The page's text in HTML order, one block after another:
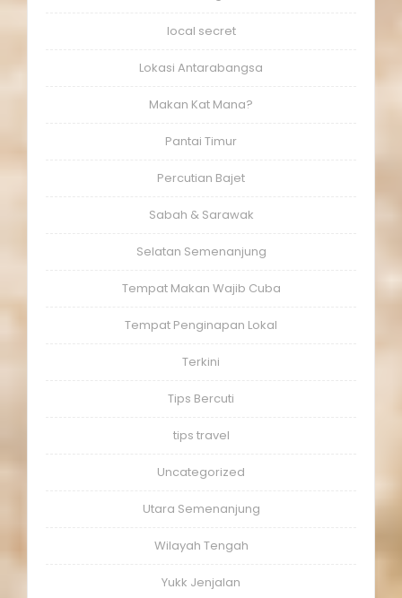
local secret
Lokasi Antarabangsa
Makan Kat Mana?
Pantai Timur
Percutian Bajet
Sabah & Sarawak
Selatan Semenanjung
Tempat Makan Wajib Cuba
Tempat Penginapan Lokal
Terkini
Tips Bercuti
tips travel
Uncategorized
Utara Semenanjung
Wilayah Tengah
Yukk Jenjalan